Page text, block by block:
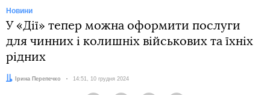
Новини
У «Дії» тепер можна оформити послуги
для чинних і колишніх військових та їхніх
рідних
Автор:Ірина Перепечко Дата:
14:51, 10 грудня 2024